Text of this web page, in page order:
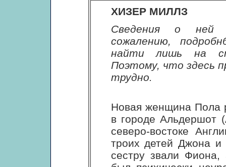
ХИЗЕР МИЛЛЗ
Сведения о ней
сожалению,
найти лишь на
Поэтому, что здесь
трудно.
Новая женщина Пола
в городе Альдершот
северо-востоке
троих детей Джона
сестру звали